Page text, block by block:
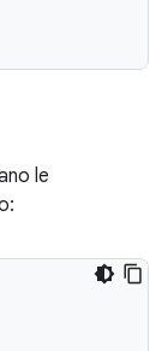
le